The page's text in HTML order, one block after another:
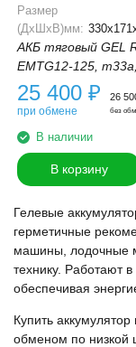
Размер
(ДхШхВ)мм:
АКБ тяговый GEL
EMTG12-125,
25 400 ₽
при обмене
26
без
В наличии
В корзину
Гелевые
герметичные
машины, лодочные
технику. Работают
обеспечивая
Купить
обменом по низкой